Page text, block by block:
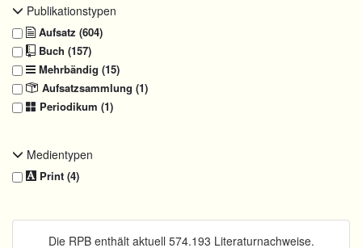
Publikationstypen
Aufsatz (604)
Buch (157)
Mehrbändig (15)
Aufsatzsammlung (1)
Periodikum (1)
Medientypen
Print (4)
Die RPB enthält aktuell 574.193 Literaturnachweise.